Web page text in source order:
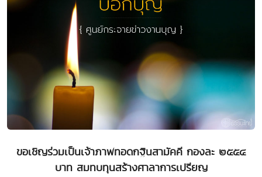
ขอเชิญร่วมเป็นเจ้าภาพทอดกฐินสามัคคี กองละ ๒๕๕๔
บาท สมทบทุนสร้างศาลาการเปรียญ